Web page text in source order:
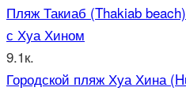
Пляж Такиаб (Thakiab
с Хуа Хином
9.1к.
Городской пляж Хуа Хина